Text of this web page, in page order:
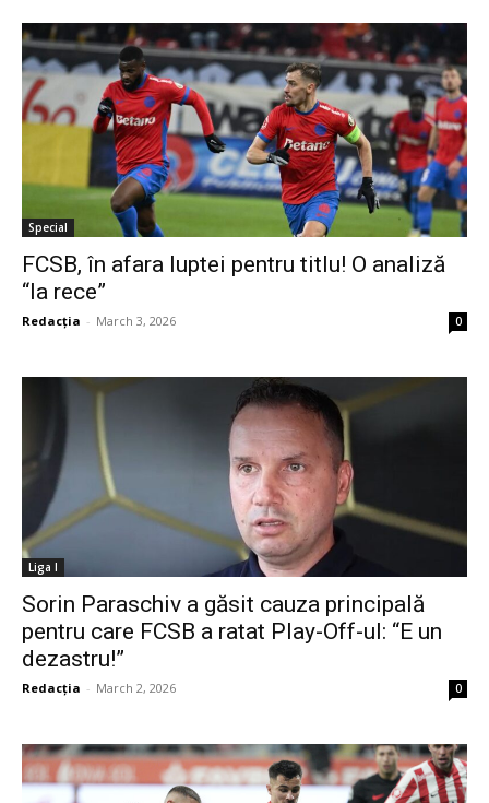
Special
FCSB, în afara luptei pentru titlu! O analiză
“la rece”
Redacția - March 3, 2026 0
Liga I
Sorin Paraschiv a găsit cauza principală
pentru care FCSB a ratat Play-Off-ul: “E un
dezastru!”
Redacția - March 2, 2026 0